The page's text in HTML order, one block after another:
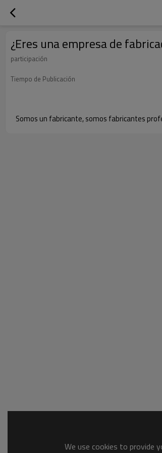
¿Eres una empresa de
participación
Tiempo de Publicación
Somos un fabricante, somos fabricantes
We use cookies to provide